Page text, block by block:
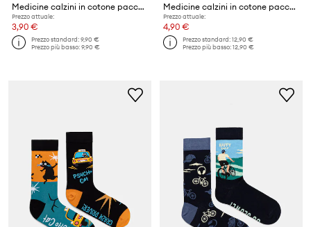
Medicine calzini in cotone pacco da 2
Prezzo attuale:
3,90 €
Prezzo standard:9,90 €
Prezzo più basso:9,90 €
Medicine calzini in cotone pacco da 2
Prezzo attuale:
4,90 €
Prezzo standard:12,90 €
Prezzo più basso:12,90 €